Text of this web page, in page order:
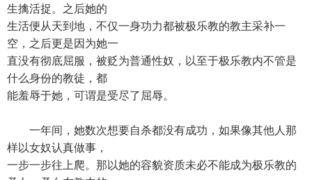
生擒活捉。之后她的
生活便从天到地，不仅一身功力都被极乐教的教主采补一
空，之后更是因为她一
直没有彻底屈服，被贬为普通性奴，以至于极乐教内不管是
什么身份的教徒，都
能羞辱于她，可谓是受尽了屈辱。
一年间，她数次想要自杀都没有成功，如果像其他人那
样以女奴认真做事，
一步一步往上爬。那以她的容貌资质未必不能成为极乐教的